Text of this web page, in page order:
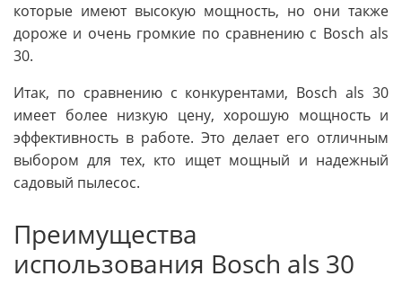
которые имеют высокую мощность, но они также
дороже и очень громкие по сравнению с Bosch als
30.
Итак, по сравнению с конкурентами, Bosch als 30
имеет более низкую цену, хорошую мощность и
эффективность в работе. Это делает его отличным
выбором для тех, кто ищет мощный и надежный
садовый пылесос.
Преимущества
использования Bosch als 30